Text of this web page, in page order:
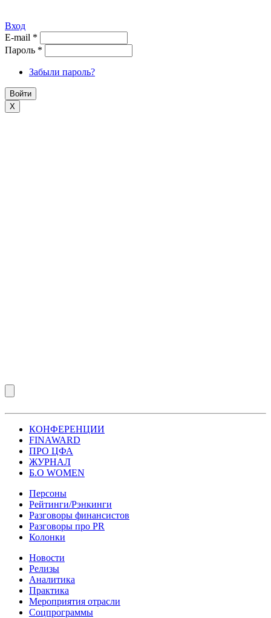
Вход
E-mail *
Пароль *
Забыли пароль?
X
КОНФЕРЕНЦИИ
FINAWARD
ПРО ЦФА
ЖУРНАЛ
Б.О WOMEN
Персоны
Рейтинги/Рэнкинги
Разговоры финансистов
Разговоры про PR
Колонки
Новости
Релизы
Аналитика
Практика
Мероприятия отрасли
Соцпрограммы